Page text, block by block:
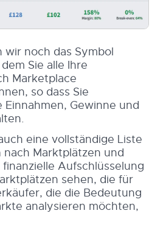
wir noch das Symbol
Sie alle Ihre
Marketplace
so dass Sie
Einnahmen, Gewinne und
eine vollständige Liste
Marktplätzen und
Aufschlüsselung
sehen, die für
die die Bedeutung
analysieren möchten,